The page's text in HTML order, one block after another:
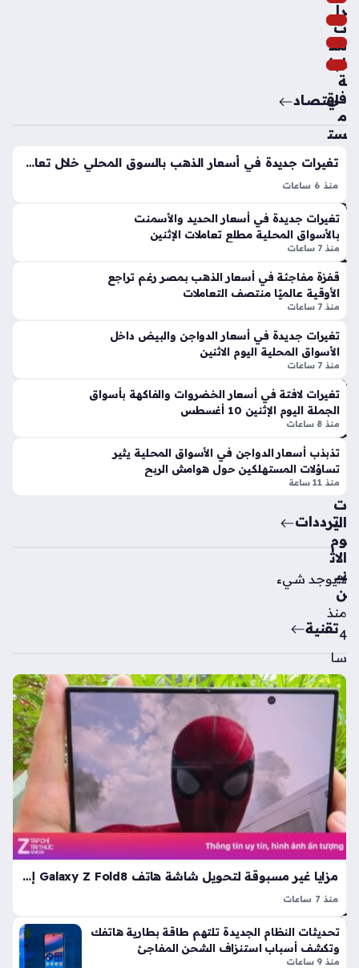
م
مثي
ر
للج
دل
منذ
سا
ن
إدا
رة
الز
مال
ك
تف
ر
ض
عق
وبا
ت
قيا
سي
ة
عل
ى
اللا
عبي
ن
الم
تغي
بي
ن
عن
الم
كر
الت
ح
ض
ير
ي
للم
و
س
م
سا
عا
ت
را
ت
مف
اجئ
ة
في
م
ست
ت
أس
عار
الأ
س
ما
ك
بالأ
س
وا
ق
الم
ص
ري
ة
خلا
ل
تعا
ملا
ت
الي
وم
الاث
ني
ن
منذ
4
سا
عا
ت
مغ
امر
ة
اس
تثن
ائي
ة
ط
ع
خلا
لها
رج
اقتصاد
تغيرات جديدة في أسعار الذهب بالسوق المحلي خلال تعاملات اليوم الاثنين
منذ 6 ساعات
الملحوظ في السوق المحلي المصري، حيث سجلت المشغولات
الذهبية مستويات سعرية ثابتة في تعاملات الصباح الباكر، مما…
تغيرات جديدة في أسعار الحديد والأسمنت
بالأسواق المحلية مطلع تعاملات الإثنين
منذ 7 ساعات
قفزة مفاجئة في أسعار الذهب بمصر رغم تراجع
الأوقية عالميًا منتصف التعاملات
منذ 7 ساعات
تغيرات جديدة في أسعار الدواجن والبيض داخل
الأسواق المحلية اليوم الاثنين
منذ 7 ساعات
تغيرات لافتة في أسعار الخضروات والفاكهة بأسواق
الجملة اليوم الإثنين 10 أغسطس
منذ 8 ساعات
تذبذب أسعار الدواجن في الأسواق المحلية يثير
تساؤلات المستهلكين حول هوامش الربح
منذ 11 ساعة
ترددات
لا يوجد شيء
تقنية
مزايا غير مسبوقة لتحويل شاشة هاتف Galaxy Z Fold8 إلى تجربة سينمائية متكاملة
منذ 7 ساعات
بفضل شاشته القابلة للطي التي تأتي بنسبة عرض إلى ارتفاع تبلغ
4:3، حيث صُمم هذا الهاتف ليقدم تجربة سينمائية…
تحديثات النظام الجديدة تلتهم طاقة بطارية هاتفك
وتكشف أسباب استنزاف الشحن المفاجئ
منذ 9 ساعات